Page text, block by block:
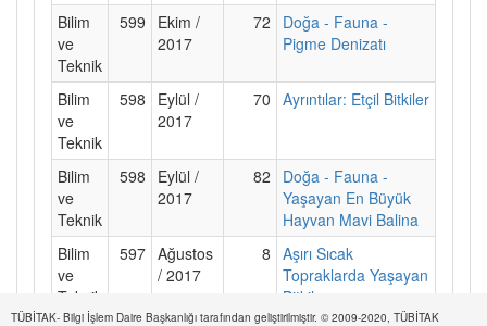
Bilim
ve
Teknik
599
Ekim /
2017
72
Doğa - Fauna -
Pigme Denizatı
Bilim
ve
Teknik
598
Eylül /
2017
70 Ayrıntılar: Etçil Bitkiler
Bilim
ve
Teknik
598
Eylül /
2017
82
Doğa - Fauna -
Yaşayan En Büyük
Hayvan Mavi Balina
Bilim
ve
Teknik
597 Ağustos
/ 2017
8 Aşırı Sıcak
Topraklarda Yaşayan
Bitkiler
TÜBİTAK- Bilgi İşlem Daire Başkanlığı tarafından geliştirilmiştir. © 2009-2020, TÜBİTAK